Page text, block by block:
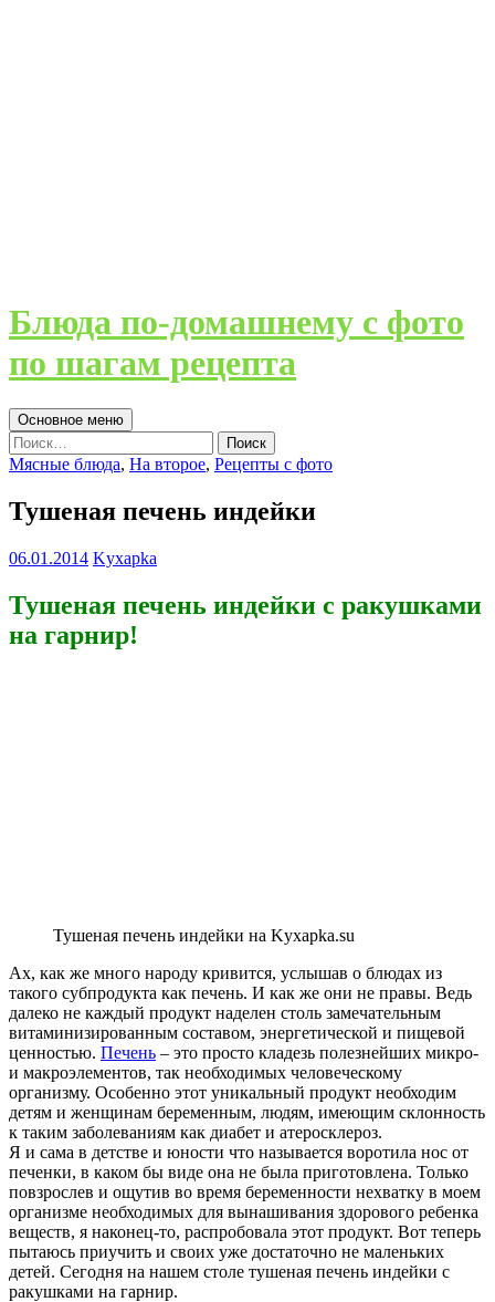
Блюда по-домашнему с фото
по шагам рецепта
Поиск
Основное меню Перейти
к
содержимому
Найти:
Мясные блюда, На второе, Рецепты с фото
Тушеная печень индейки
06.01.2014 Kyxapka
Тушеная печень индейки с ракушками
на гарнир!
Тушеная печень индейки на Kyxapka.su
Ах, как же много народу кривится, услышав о блюдах из
такого субпродукта как печень. И как же они не правы. Ведь
далеко не каждый продукт наделен столь замечательным
витаминизированным составом, энергетической и пищевой
ценностью. Печень – это просто кладезь полезнейших микро-
и макроэлементов, так необходимых человеческому
организму. Особенно этот уникальный продукт необходим
детям и женщинам беременным, людям, имеющим склонность
к таким заболеваниям как диабет и атеросклероз.
Я и сама в детстве и юности что называется воротила нос от
печенки, в каком бы виде она не была приготовлена. Только
повзрослев и ощутив во время беременности нехватку в моем
организме необходимых для вынашивания здорового ребенка
веществ, я наконец-то, распробовала этот продукт. Вот теперь
пытаюсь приучить и своих уже достаточно не маленьких
детей. Сегодня на нашем столе тушеная печень индейки с
ракушками на гарнир.